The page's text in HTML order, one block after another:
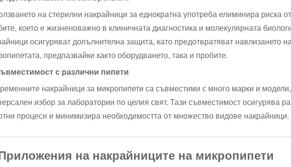
на стерилни накрайници за еднократна употреба елиминира риска
което е жизненоважно в клиничната диагностика и молекулярната
осигуряват допълнителна защита, като предотвратяват навлизането
предпазвайки както оборудването, така и пробите.
с различни пипети
накрайници за микропипети са съвместими с много марки и модели,
избор за лаборатории по целия свят. Тази съвместимост осигурява
процеси и минимизира необходимостта от множество видове накрайници.
на накрайниците на микропипети